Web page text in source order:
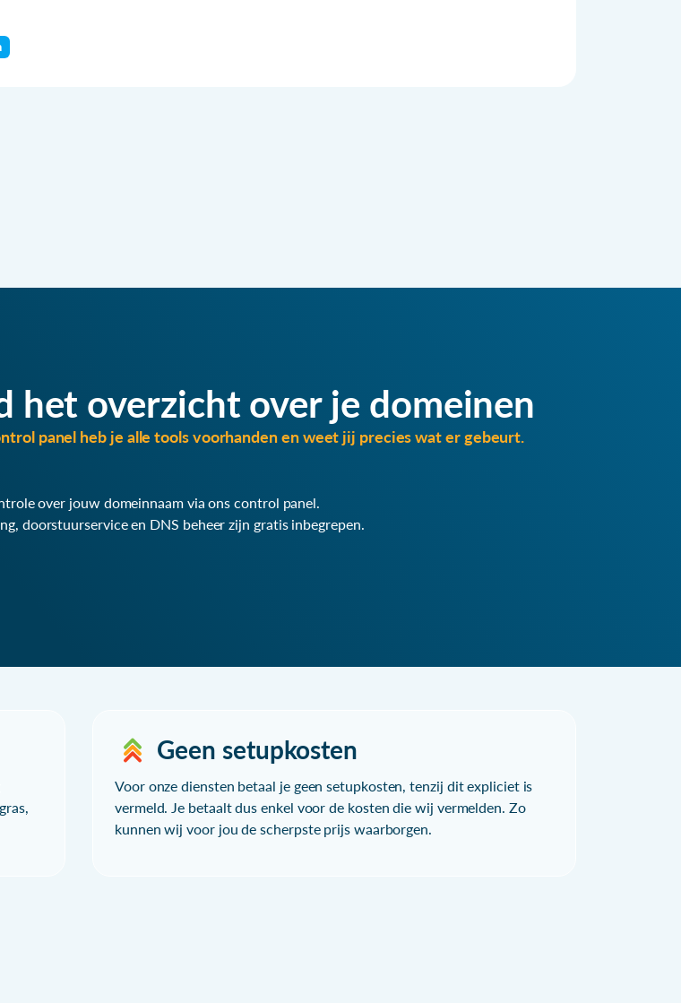
het overzicht over je domeinen
panel heb je alle tools voorhanden en weet jij precies wat er gebeurt.
over jouw domeinnaam via ons control panel.
doorstuurservice en DNS beheer zijn gratis inbegrepen.
Geen setupkosten
Voor onze diensten betaal je geen setupkosten, tenzij dit expliciet is
vermeld. Je betaalt dus enkel voor de kosten die wij vermelden. Zo
kunnen wij voor jou de scherpste prijs waarborgen.